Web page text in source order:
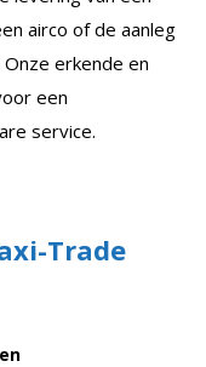
airco of de aanleg
Onze erkende en
een
service.
Trade